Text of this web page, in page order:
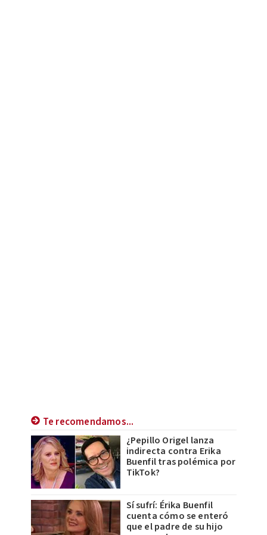
Te recomendamos...
¿Pepillo Origel lanza
indirecta contra Erika
Buenfil tras polémica por
TikTok?
Sí sufrí: Érika Buenfil
cuenta cómo se enteró
que el padre de su hijo